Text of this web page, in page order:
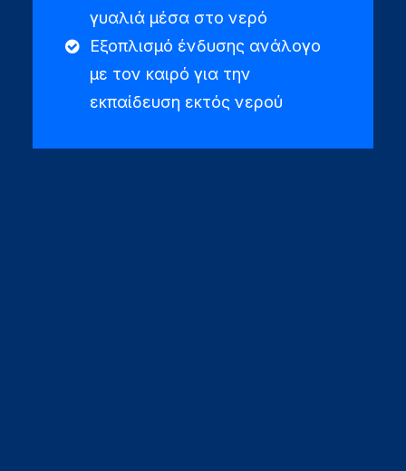
γυαλιά μέσα στο νερό
Εξοπλισμό ένδυσης ανάλογο
με τον καιρό για την
εκπαίδευση εκτός νερού